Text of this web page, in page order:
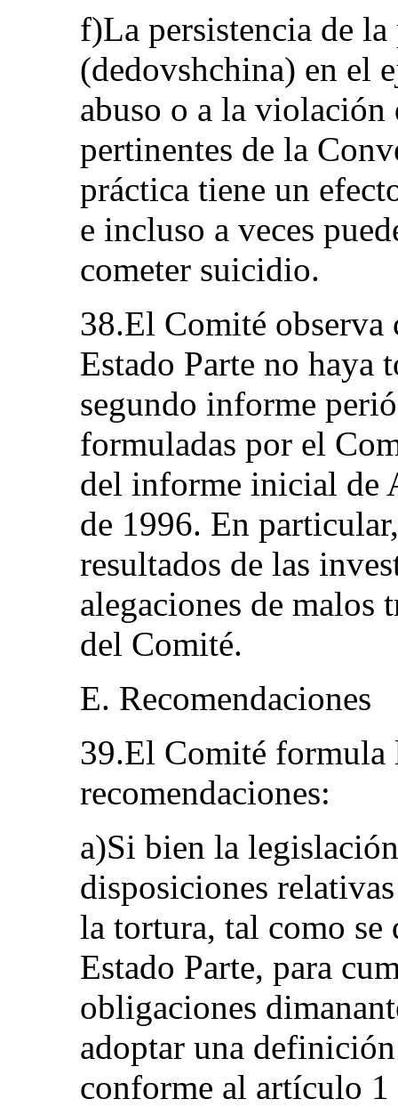
f)La persistencia de la
(dedovshchina) en el
abuso o a la violación
pertinentes de la
práctica tiene un
e incluso a veces
cometer suicidio.
38.El Comité observa
Estado Parte no haya
segundo informe
formuladas por el
del informe inicial de
de 1996. En
resultados de las
alegaciones de malos
del Comité.
E. Recomendaciones
39.El Comité formula
recomendaciones:
a)Si bien la
disposiciones
la tortura, tal como
Estado Parte, para
obligaciones
adoptar una
conforme al artículo 1